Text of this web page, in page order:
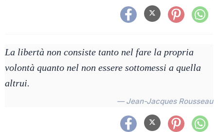
La libertà non consiste tanto nel fare la propria
volontà quanto nel non essere sottomessi a quella
altrui.
— Jean-Jacques Rousseau